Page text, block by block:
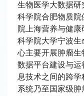
生物医学大数据研
科学院合肥物质
院上海营养与健
科学院大学宁波生
心主要开展肿瘤
数据平台建设与
息技术之间的跨
系统乃至国家级